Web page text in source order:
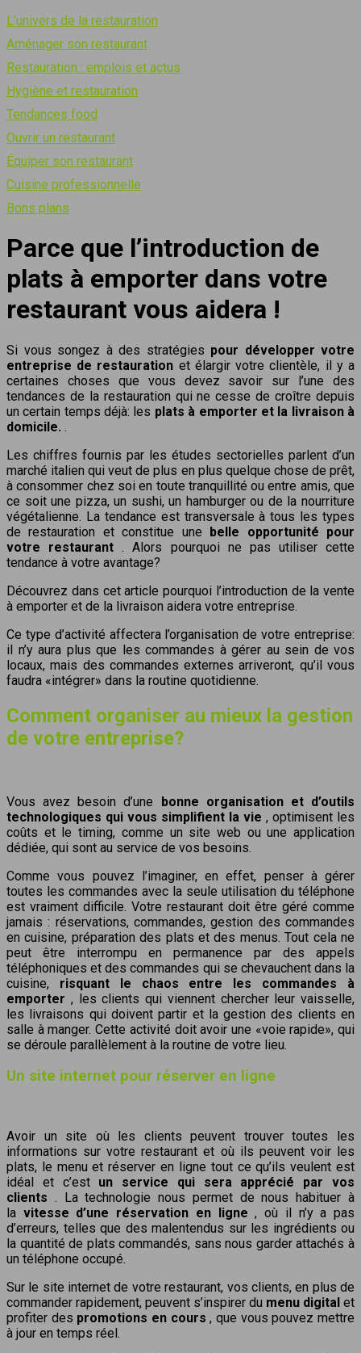
L’univers de la restauration
Aménager son restaurant
Restauration : emplois et actus
Hygiène et restauration
Tendances food
Ouvrir un restaurant
Équiper son restaurant
Cuisine professionnelle
Bons plans
Parce que l’introduction de
plats à emporter dans votre
restaurant vous aidera !
Si vous songez à des stratégies pour développer votre
entreprise de restauration et élargir votre clientèle, il y a
certaines choses que vous devez savoir sur l’une des
tendances de la restauration qui ne cesse de croître depuis
un certain temps déjà: les plats à emporter et la livraison à
domicile. .
Les chiffres fournis par les études sectorielles parlent d’un
marché italien qui veut de plus en plus quelque chose de prêt,
à consommer chez soi en toute tranquillité ou entre amis, que
ce soit une pizza, un sushi, un hamburger ou de la nourriture
végétalienne. La tendance est transversale à tous les types
de restauration et constitue une belle opportunité pour
votre restaurant .Alors pourquoi ne pas utiliser cette
tendance à votre avantage?
Découvrez dans cet article pourquoi l’introduction de la vente
à emporter et de la livraison aidera votre entreprise.
Ce type d’activité affectera l’organisation de votre entreprise:
il n’y aura plus que les commandes à gérer au sein de vos
locaux, mais des commandes externes arriveront, qu’il vous
faudra «intégrer» dans la routine quotidienne.
Comment organiser au mieux la gestion
de votre entreprise?
Vous avez besoin d’une bonne organisation et d’outils
technologiques qui vous simplifient la vie , optimisent les
coûts et le timing, comme un site web ou une application
dédiée, qui sont au service de vos besoins.
Comme vous pouvez l’imaginer, en effet, penser à gérer
toutes les commandes avec la seule utilisation du téléphone
est vraiment difficile. Votre restaurant doit être géré comme
jamais : réservations, commandes, gestion des commandes
en cuisine, préparation des plats et des menus. Tout cela ne
peut être interrompu en permanence par des appels
téléphoniques et des commandes qui se chevauchent dans la
cuisine, risquant le chaos entre les commandes à
emporter , les clients qui viennent chercher leur vaisselle,
les livraisons qui doivent partir et la gestion des clients en
salle à manger. Cette activité doit avoir une «voie rapide», qui
se déroule parallèlement à la routine de votre lieu.
Un site internet pour réserver en ligne
Avoir un site où les clients peuvent trouver toutes les
informations sur votre restaurant et où ils peuvent voir les
plats, le menu et réserver en ligne tout ce qu’ils veulent est
idéal et c’est un service qui sera apprécié par vos
clients . La technologie nous permet de nous habituer à
la vitesse d’une réservation en ligne , où il n’y a pas
d’erreurs, telles que des malentendus sur les ingrédients ou
la quantité de plats commandés, sans nous garder attachés à
un téléphone occupé.
Sur le site internet de votre restaurant, vos clients, en plus de
commander rapidement, peuvent s’inspirer du menu digital et
profiter des promotions en cours , que vous pouvez mettre
à jour en temps réel.